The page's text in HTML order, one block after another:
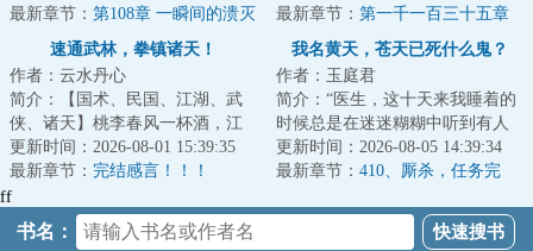
天凌晨，将会随...
最新章节： 第108章 一瞬间的溃灭
上了一个刚刚孕...
最新章节： 第一千一百三十五章
无漏仙体
速通武林，拳镇诸天！
作者：云水丹心
简介：【国术、民国、江湖、武
侠、诸天】桃李春风一杯酒，江
湖夜雨十年灯。！陈湛跨越百
年，身入风起云涌...
更新时间：2026-08-01 15:39:35
最新章节： 完结感言！！！
我名黄天，苍天已死什么鬼？
作者：玉庭君
简介：“医生，这十天来我睡着的
时候总是在迷迷糊糊中听到有人
喊我的名字。”“黄天先生，你这是
幻听。”...
更新时间：2026-08-05 14:39:34
最新章节： 410、厮杀，任务完
ff
书名：